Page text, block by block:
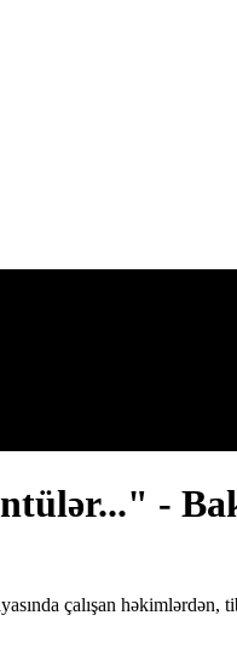
-
çalışan həkimlərdən,